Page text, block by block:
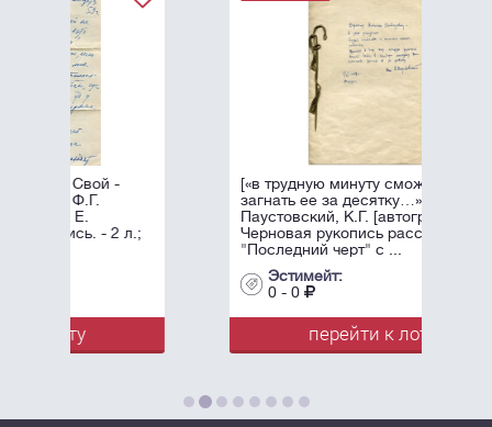
[«в трудную минуту сможете
загнать ее за десятку…»]
Паустовский, К.Г. [автограф].
Черновая рукопись рассказа
"Последний черт" с ...
перейти к лоту